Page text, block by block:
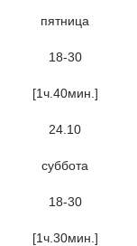
пятница
18-30
[1ч.40мин.]
24.10
суббота
18-30
[1ч.30мин.]